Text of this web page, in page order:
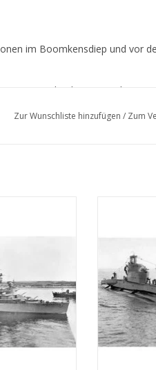
im Boomkensdiep und vor
wo verschiedene
als Fregatte, Stationsschiff
und am 6. Oktober
Zur Wunschliste hinzufügen / Zum